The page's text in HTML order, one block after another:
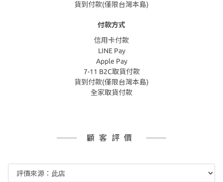
貨到付款(僅限台灣本島)
付款方式
信用卡付款
LINE Pay
Apple Pay
7-11 B2C取貨付款
貨到付款(僅限台灣本島)
全家取貨付款
顧客評價